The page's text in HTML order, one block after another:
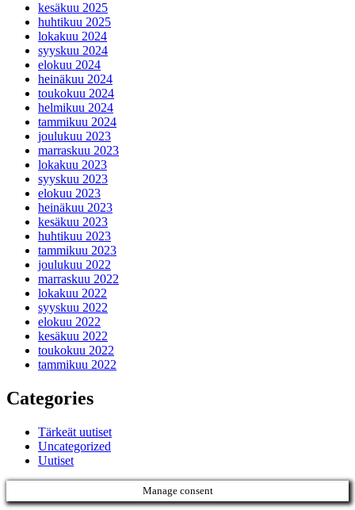
kesäkuu 2025
huhtikuu 2025
lokakuu 2024
syyskuu 2024
elokuu 2024
heinäkuu 2024
toukokuu 2024
helmikuu 2024
tammikuu 2024
joulukuu 2023
marraskuu 2023
lokakuu 2023
syyskuu 2023
elokuu 2023
heinäkuu 2023
kesäkuu 2023
huhtikuu 2023
tammikuu 2023
joulukuu 2022
marraskuu 2022
lokakuu 2022
syyskuu 2022
elokuu 2022
kesäkuu 2022
toukokuu 2022
tammikuu 2022
Categories
Tärkeät uutiset
Uncategorized
Uutiset
Manage consent